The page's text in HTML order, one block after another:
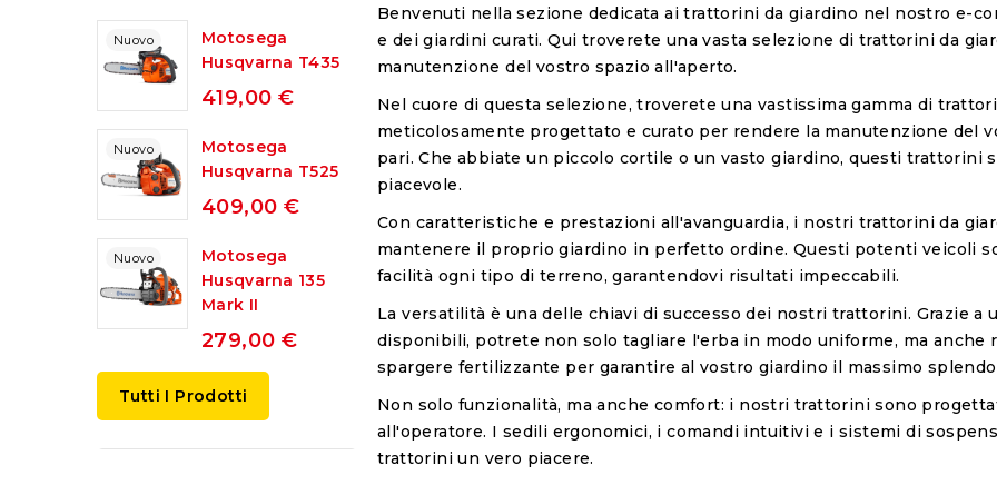
Nuovo
Motosega
Husqvarna T435
419,00 €
Nuovo
Motosega
Husqvarna T525
409,00 €
Nuovo
Motosega
Husqvarna 135
Mark II
279,00 €
Tutti I Prodotti
Benvenuti nella sezione dedicata ai trattorini da giardino nel nostro e-
e dei giardini curati. Qui troverete una vasta selezione di trattorini da
manutenzione del vostro spazio all'aperto.
Nel cuore di questa selezione, troverete una vastissima gamma di
meticolosamente progettato e curato per rendere la manutenzione del
pari. Che abbiate un piccolo cortile o un vasto giardino, questi trattorini
piacevole.
Con caratteristiche e prestazioni all'avanguardia, i nostri trattorini da
mantenere il proprio giardino in perfetto ordine. Questi potenti veicoli
facilità ogni tipo di terreno, garantendovi risultati impeccabili.
La versatilità è una delle chiavi di successo dei nostri trattorini. Grazie a
disponibili, potrete non solo tagliare l'erba in modo uniforme, ma
spargere fertilizzante per garantire al vostro giardino il massimo
Non solo funzionalità, ma anche comfort: i nostri trattorini sono
all'operatore. I sedili ergonomici, i comandi intuitivi e i sistemi di
trattorini un vero piacere.